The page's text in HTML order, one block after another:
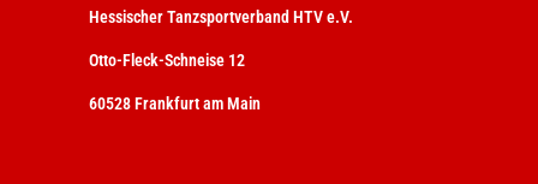
Hessischer Tanzsportverband HTV e.V.
Otto-Fleck-Schneise 12
60528 Frankfurt am Main